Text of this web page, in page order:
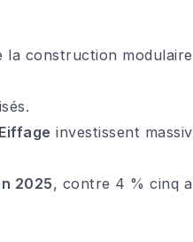
la construction
investissent
2025, contre 4 % cinq